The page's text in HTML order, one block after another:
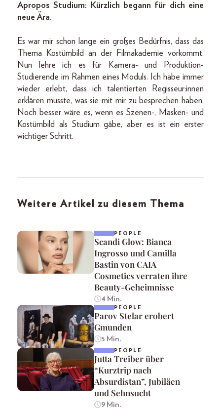
Apropos Studium: Kürzlich begann für dich eine
neue Ära.
Es war mir schon lange ein großes Bedürfnis, dass das
Thema Kostümbild an der Filmakademie vorkommt.
Nun lehre ich es für Kamera- und Produktion-
Studierende im Rahmen eines Moduls. Ich habe immer
wieder erlebt, dass ich talentierten Regisseur:innen
erklären musste, was sie mit mir zu besprechen haben.
Noch besser wäre es, wenn es Szenen-, Masken- und
Kostümbild als Studium gäbe, aber es ist ein erster
wichtiger Schritt.
Weitere Artikel zu diesem Thema
PEOPLE
Scandi Glow: Bianca
Ingrosso und Camilla
Bastin von CAIA
Cosmetics verraten ihre
Beauty-Geheimnisse
4 Min.
PEOPLE
Parov Stelar erobert
Gmunden
5 Min.
PEOPLE
Jutta Treiber über
“Kurztrip nach
Absurdistan”, Jubiläen
und Sehnsucht
9 Min.